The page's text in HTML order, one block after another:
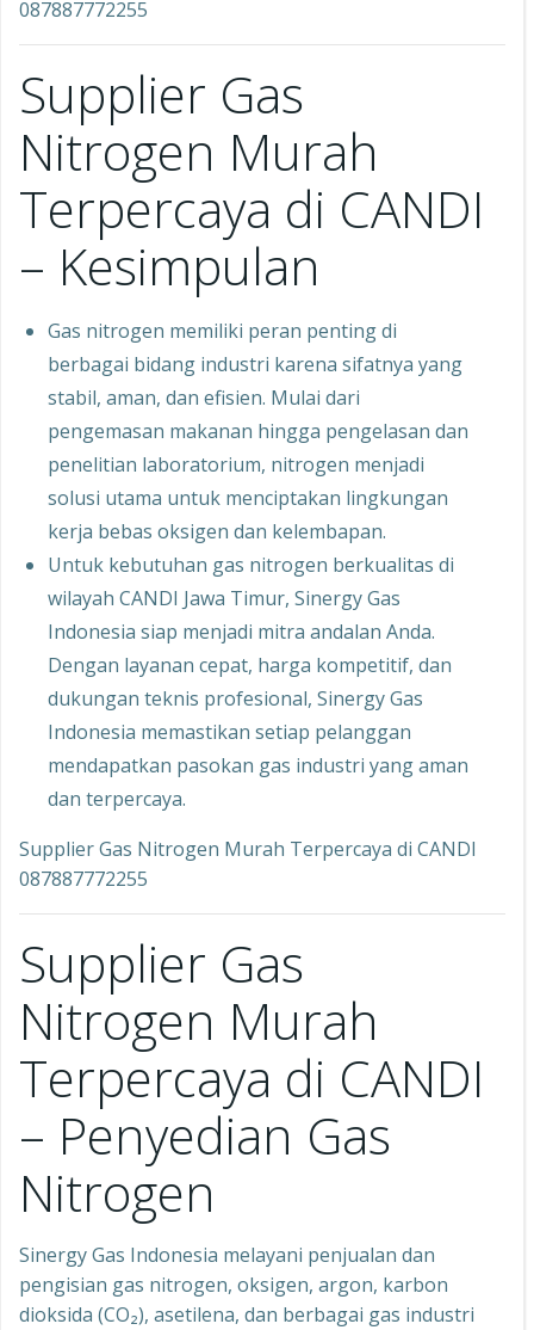
087887772255
Supplier Gas
Nitrogen Murah
Terpercaya di CANDI
– Kesimpulan
Gas nitrogen memiliki peran penting di
berbagai bidang industri karena sifatnya yang
stabil, aman, dan efisien. Mulai dari
pengemasan makanan hingga pengelasan dan
penelitian laboratorium, nitrogen menjadi
solusi utama untuk menciptakan lingkungan
kerja bebas oksigen dan kelembapan.
Untuk kebutuhan gas nitrogen berkualitas di
wilayah CANDI Jawa Timur, Sinergy Gas
Indonesia siap menjadi mitra andalan Anda.
Dengan layanan cepat, harga kompetitif, dan
dukungan teknis profesional, Sinergy Gas
Indonesia memastikan setiap pelanggan
mendapatkan pasokan gas industri yang aman
dan terpercaya.
Supplier Gas Nitrogen Murah Terpercaya di CANDI
087887772255
Supplier Gas
Nitrogen Murah
Terpercaya di CANDI
– Penyedian Gas
Nitrogen
Sinergy Gas Indonesia melayani penjualan dan
pengisian gas nitrogen, oksigen, argon, karbon
dioksida (CO₂), asetilena, dan berbagai gas industri